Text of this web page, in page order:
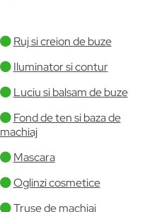
Ruj si creion de buze
Iluminator si contur
Luciu si balsam de buze
Fond de ten si baza de
machiaj
Mascara
Oglinzi cosmetice
Truse de machiaj